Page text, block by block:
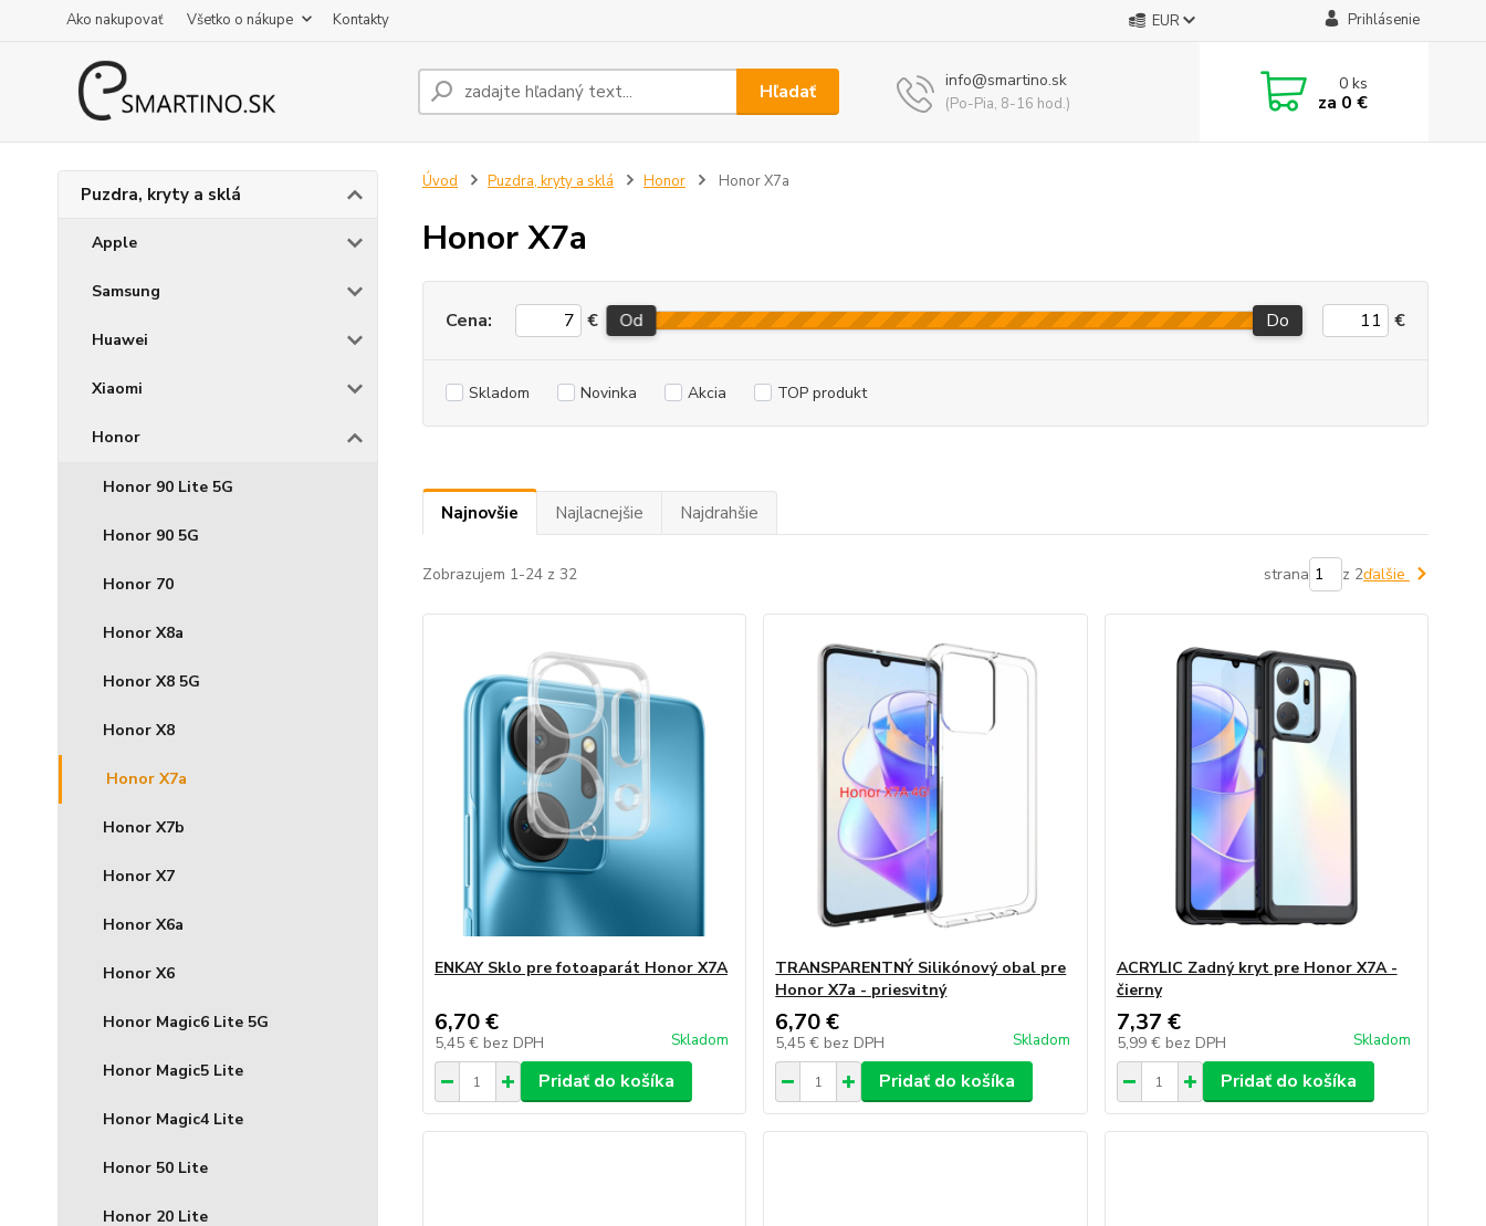
Ako nakupovať Všetko o nákupe Kontakty EUR Prihlásenie
Hľadať info@smartino.sk
(Po-Pia, 8-16 hod.)
0ks
za 0 €
Puzdra, kryty a sklá
Apple
Samsung
Huawei
Xiaomi
Honor
Honor 90 Lite 5G
Honor 90 5G
Honor 70
Honor X8a
Honor X8 5G
Honor X8
Honor X7a
Honor X7b
Honor X7
Honor X6a
Honor X6
Honor Magic6 Lite 5G
Honor Magic5 Lite
Honor Magic4 Lite
Honor 50 Lite
Honor 20 Lite
Úvod Puzdra, kryty a sklá Honor Honor X7a
Honor X7a
Cena: € Od Do €
Skladom Novinka Akcia TOP produkt
Najnovšie Najlacnejšie Najdrahšie
Zobrazujem 1-24 z 32 strana z 2ďalšie
ENKAY Sklo pre fotoaparát Honor X7A
6,70 €
5,45 € bez DPH Skladom
Pridať do košíka
TRANSPARENTNÝ Silikónový obal pre
Honor X7a - priesvitný
6,70 €
5,45 € bez DPH Skladom
Pridať do košíka
ACRYLIC Zadný kryt pre Honor X7A -
čierny
7,37 €
5,99 € bez DPH Skladom
Pridať do košíka